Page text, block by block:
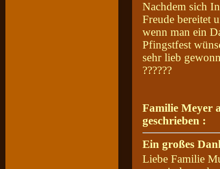
Nachdem sich
Freude bereitet
wenn man ein
Pfingstfest
sehr lieb
??????
Familie Meyer
geschrieben :
Ein großes
Liebe Familie